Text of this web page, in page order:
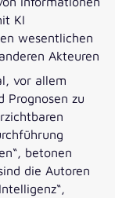
KI
wesentlichen
Akteuren
vor allem
Prognosen zu
betonen
die Autoren